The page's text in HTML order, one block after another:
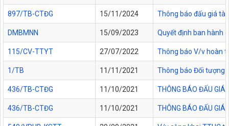
897/TB-CTĐG 15/11/2024 Thông báo đấu giá tài
DMBMNN 15/09/2023 Quyết định ban hành
115/CV-TTYT 27/07/2022 Thông báo V/v hoàn
1/TB 11/11/2021 Thông báo Đối tượng
436/TB-CTĐG 11/10/2021 THÔNG BÁO ĐẤU GIÁ
436/TB-CTĐG 11/10/2021 THÔNG BÁO ĐẤU GIÁ